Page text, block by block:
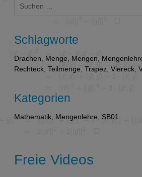
nach:
Schlagworte
Drachen Menge Mengen
Rechteck Teilmenge Trapez Viereck
Kategorien
Mathematik Mengenlehre SB01
Freie Videos